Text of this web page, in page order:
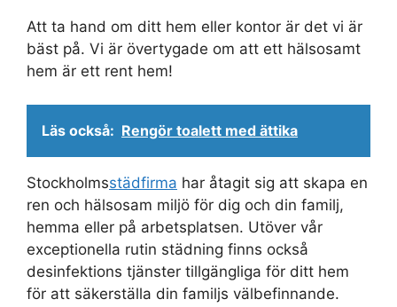
Att ta hand om ditt hem eller kontor är det vi är
bäst på. Vi är övertygade om att ett hälsosamt
hem är ett rent hem!
Läs också: Rengör toalett med ättika
Stockholmsstädfirma har åtagit sig att skapa en
ren och hälsosam miljö för dig och din familj,
hemma eller på arbetsplatsen. Utöver vår
exceptionella rutin städning finns också
desinfektions tjänster tillgängliga för ditt hem
för att säkerställa din familjs välbefinnande.